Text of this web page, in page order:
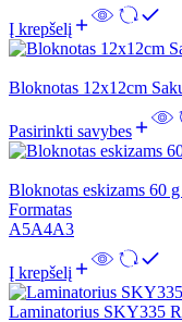
Į krepšelį
Bloknotas 12x12cm
Pasirinkti savybes
Bloknotas eskizams 60
Formatas
A5A4A3
Į krepšelį
Laminatorius SKY335